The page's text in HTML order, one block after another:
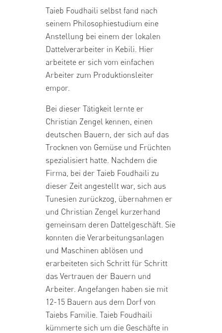
Taieb Foudhaili selbst fand nach
seinem Philosophiestudium eine
Anstellung bei einem der lokalen
Dattelverarbeiter in Kebili. Hier
arbeitete er sich vom einfachen
Arbeiter zum Produktionsleiter
empor.
Bei dieser Tätigkeit lernte er
Christian Zengel kennen, einen
deutschen Bauern, der sich auf das
Trocknen von Gemüse und Früchten
spezialisiert hatte. Nachdem die
Firma, bei der Taieb Foudhaili zu
dieser Zeit angestellt war, sich aus
Tunesien zurückzog, übernahmen er
und Christian Zengel kurzerhand
gemeinsam deren Dattelgeschäft. Sie
konnten die Verarbeitungsanlagen
und Maschinen ablösen und
erarbeiteten sich Schritt für Schritt
das Vertrauen der Bauern und
Arbeiter. Angefangen haben sie mit
12-15 Bauern aus dem Dorf von
Taiebs Familie. Taieb Foudhaili
kümmerte sich um die Geschäfte in